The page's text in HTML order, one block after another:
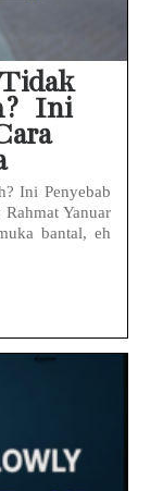
Ini
Ini Penyebab
Yanuar
bantal, eh